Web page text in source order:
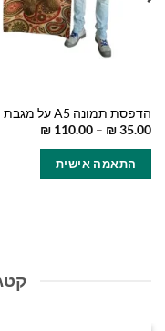
הדפסת תמונה A5 על מגבת
₪35.00
–
₪ 110.00
טווח
⁦₪ 110.00⁩
התאמה אישית
את